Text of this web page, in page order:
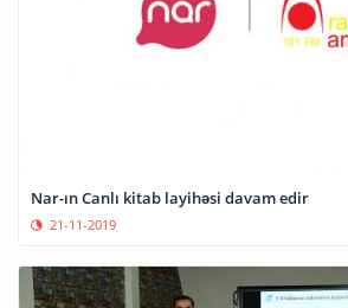
Nar-ın Canlı kitab layihəsi davam edir
21-11-2019